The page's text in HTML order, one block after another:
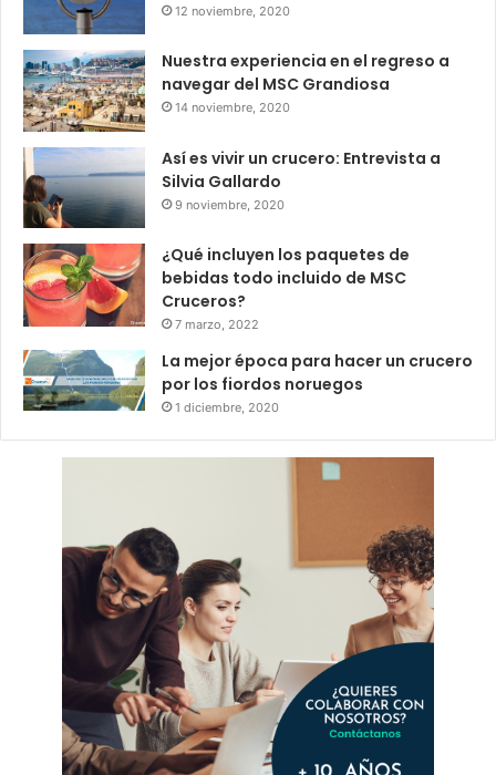
12 noviembre, 2020
Nuestra experiencia en el regreso a
navegar del MSC Grandiosa
14 noviembre, 2020
Así es vivir un crucero: Entrevista a
Silvia Gallardo
9 noviembre, 2020
¿Qué incluyen los paquetes de
bebidas todo incluido de MSC
Cruceros?
7 marzo, 2022
La mejor época para hacer un crucero
por los fiordos noruegos
1 diciembre, 2020